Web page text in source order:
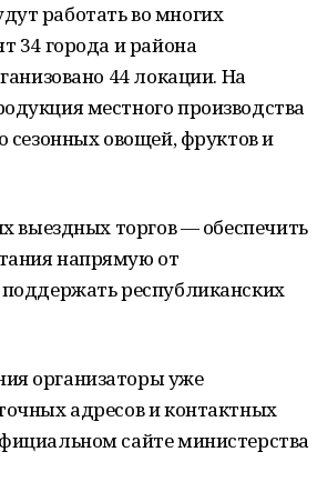
работать во многих
34 города и района
44 локации. На
местного производства
овощей, фруктов и
выездных торгов — обеспечить
напрямую от
республиканских
организаторы уже
адресов и контактных
сайте министерства